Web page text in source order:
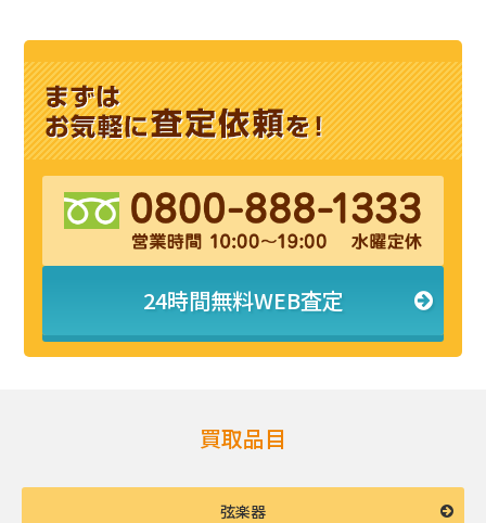
24時間無料WEB査定
買取品目
弦楽器